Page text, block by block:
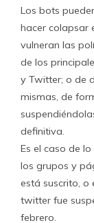
Los bots
hacer colapsar
vulneran las
de los
y Twitter; o de
mismas, de
definitiva.
Es el caso de
los grupos y
está suscrito, o
twitter fue
febrero.